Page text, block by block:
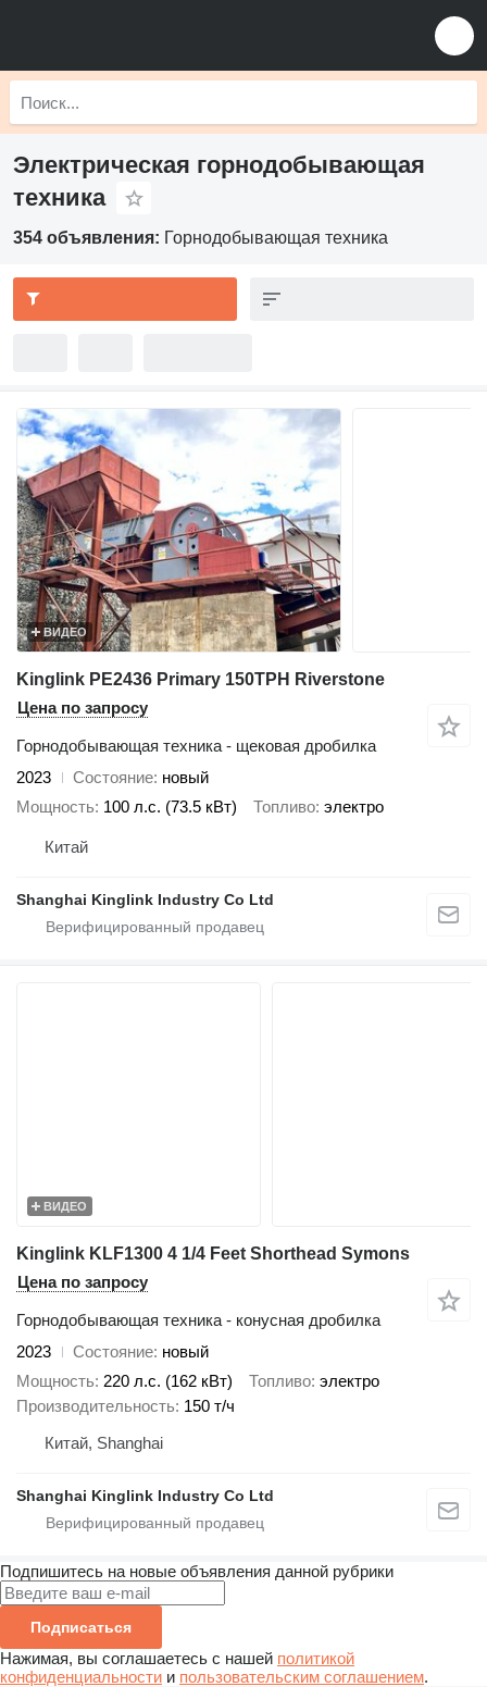
Электрическая горнодобывающая
техника
354 объявления: Горнодобывающая техника
ВИДЕО
Kinglink PE2436 Primary 150TPH Riverstone
Цена по запросу
Горнодобывающая техника - щековая дробилка
2023
Состояние новый
Мощность 100 л.с. (73.5 кВт) Топливо электро
Китай
Shanghai Kinglink Industry Co Ltd
ВИДЕО
Kinglink KLF1300 4 1/4 Feet Shorthead Symons
Цена по запросу
Горнодобывающая техника - конусная дробилка
2023
Состояние новый
Мощность 220 л.с. (162 кВт) Топливо электро
Производительность 150 т/ч
Китай, Shanghai
Shanghai Kinglink Industry Co Ltd
Подпишитесь на новые объявления данной рубрики
Подписаться
Нажимая, вы соглашаетесь с нашей политикой
конфиденциальности и пользовательским соглашением.